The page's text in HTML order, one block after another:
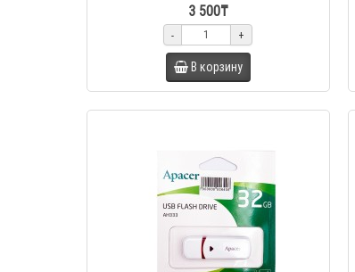
3 500₸
- +
В корзину